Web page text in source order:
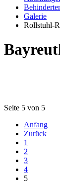
Galerie
Rollstuhl-
Seite 5 von 5
Anfang
Zurück
1
2
3
4
5